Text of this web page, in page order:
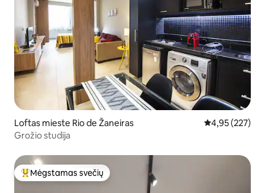
Loftas mieste Rio de Žaneiras Vidutinis
4,95 (227)
Grožio studija
Svečių mėgstamiausias
Mėgstamas svečių